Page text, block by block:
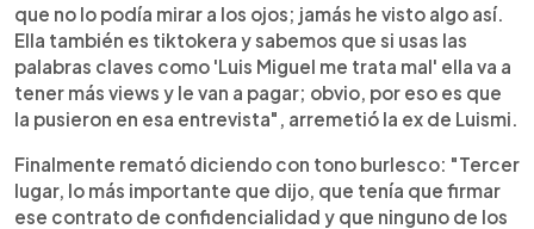
que no lo podía mirar a los ojos; jamás he visto algo así.
Ella también es tiktokera y sabemos que si usas las
palabras claves como 'Luis Miguel me trata mal' ella va a
tener más views y le van a pagar; obvio, por eso es que
la pusieron en esa entrevista", arremetió la ex de Luismi.
Finalmente remató diciendo con tono burlesco: "Tercer
lugar, lo más importante que dijo, que tenía que firmar
ese contrato de confidencialidad y que ninguno de los